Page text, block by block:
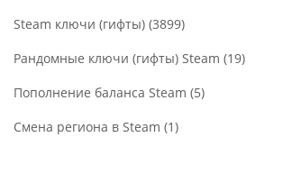
Steam ключи (гифты) (3899)
Рандомные ключи (гифты) Steam (19)
Пополнение баланса Steam (5)
Смена региона в Steam (1)